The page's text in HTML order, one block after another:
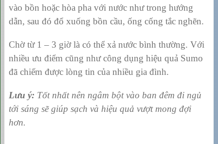
vào bồn hoặc hòa pha với nước như trong hướng
dẫn, sau đó đổ xuống bồn cầu, ống cống tắc nghẽn.
Chờ từ 1 – 3 giờ là có thể xả nước bình thường. Với
nhiều ưu điểm cũng như công dụng hiệu quả Sumo
đã chiếm được lòng tin của nhiều gia đình.
Lưu ý: Tốt nhất nên ngâm bột vào ban đêm đi ngủ
tới sáng sẽ giúp sạch và hiệu quả vượt mong đợi
hơn.